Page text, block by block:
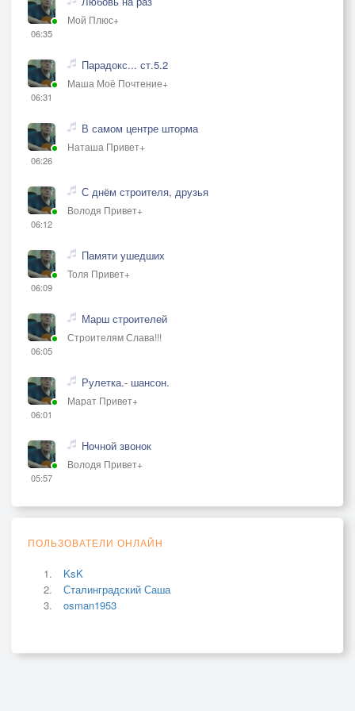
06:35
Мой Плюс+
06:31
Парадокс... ст.5.2
Маша Моё Почтение+
06:26
В самом центре шторма
Наташа Привет+
06:12
С днём строителя, друзья
Володя Привет+
06:09
Памяти ушедших
Толя Привет+
06:05
Марш строителей
Строителям Слава!!!
06:01
Рулетка.- шансон.
Марат Привет+
05:57
Ночной звонок
Володя Привет+
ПОЛЬЗОВАТЕЛИ ОНЛАЙН
KsK
Сталинградский Саша
osman1953